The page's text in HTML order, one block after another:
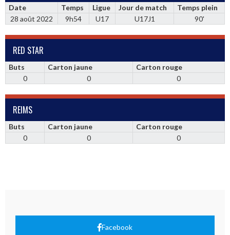
Date Temps Ligue Jour de match
Temps plein
28 août 2022
9h54 U17 U17J1 90'
RED STAR
Buts Carton jaune
Carton rouge
0
0 0
REIMS
Buts Carton jaune
Carton rouge
0
0 0
Facebook